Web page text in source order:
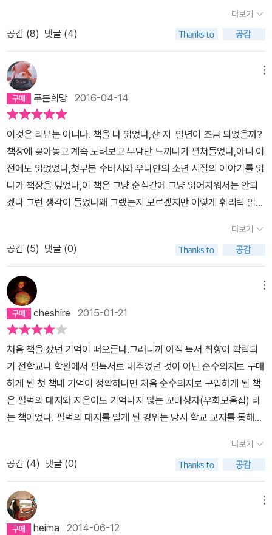
든 그녀는 숨을 쉬고 있었다. 시간이 가만히 있으면서도 동시에 흐르
는 것처럼. 그녀가 자각하지 못하는 몸의 다른 어떤 부분이 산소를 빨
적으로 존재하는가 아니면 마음의 이해력 안에 존재하는가? 시간은
오직 인간만이 인식하는가. 어떤 짧은 시간이 몇 시간이 되는 것처럼
부풀려지고 1년에 해당하는 긴 시간이 단 며칠로 줄어드는 건 무엇 때
문일까? 짝을 잃거나 먹잇감을 죽일때 동물도 시간의 흐름을 인식하
는가.힌두 철학에서는 신 안에 과거 현재 미래의 세 시제가 동시에 존
재한다고 했다. 신은 시간을 초월하는 존재이지만 시간은 죽음의 신
으로 인식되었다 241바로 그날 그녀는 드루에게 자신의 엄마에 대한
진실을 얘기해 줬다. 엄마는 떠났으며 결코 돌아오지 않는다고 말해
주었다. 이것이 바로 자신이 한 사람과 같이 있기를 피해온 이유이고
자신이 그에게 줄 수 있을지 알지 못하는 이유라고 했다. 477버지니
아 울프는 여자가 작가가 되기 위해 필요한 건 자기만의 방과 1년에 5
00파운드의 정기적인 수입이라고 했다. 자기만의 방을 가지려면 돈
이 있어야 하고, 돈이 없으면 돈을 벌어오는 남자와 방을 공유해야 한
다. 소설에서 여자는 남자의 돈을 사용하며 남자와 남자의 형과 자신
의 아이를 방치하고 혼자만의 방을 소유한다. 그러므로 끝은 결론은
정해져 있다. 공주로 태어나지 않는 이상, 그것이 받아들여질 리가 있
는가, 그러나 그녀에겐 선택의 여지가 없다. 뱃속의 아이 때문에 죽은
남편의 형과 결혼해 이민 온 그녀가 수동적으로 던져진 삶을 받아들
이는 것 말고 무엇을 할 수 있는가. 그런 환경에서 돈을 벌지 못하는
여자에게 글을 쓰려면 정기적인 수입과 자기만의 방을 가져야 한다고
말하는 것은 무의미하다. 그녀에게 주어진 환경 속에서 그녀가 선택
보았을 때 니기적이었고, 남편은 그녀를 용서하지 못했다. 그런데 그
서 십대의 딸이 임신을 하고 이른 나이에 떠밀리듯 결혼을 하여 남편
을 잃고 중독자가 되는 것처럼 그녀와 죽은 남편 사이의 딸, 그리고 현
1
녀의 가장 강한 이미지는 언제나 시간에 관한 것이었다. 과거와 미래
둘 다였다. 그것은 눈앞에 펼쳐진 수평선 같은 것이었다. 끝없는 시간
의 스펙트럼 위에 짧은 기간 동안 빌려 쓰는 그녀 자신의 생이 덧붙여
졌다. p.178 다른 엄마라면 벨라의 응석을 받
아주었을 것이다. 다른 엄마라면 아이를 데리고 돌아가 집에 있게 할
것이다. 학교를 하루 쉬게 할 것이다. 다른 엄마라면 아이랑 함께 시간
을 보낼 것이다. 그걸 낭비라고 생각하지 않을 것이다. p.2
71
를 행운으로 여겨야 할지 불행으로 여겨야 할지 확신하지 못한다. 수
바시에게 우다얀은 둘도 없는 형제이자 친구 이상의 가까운 존재였지
만, 수바시의 삶에 평생 그림자를 드리운(혹은 수바시 자신을 그림자
로 만든) 원인이기도 하다. 가우리에게 우다얀은 그녀 인생 최고의 사
랑이었지만, 우다얀이 여전히 살아 있었으면 우다얀의 친가에서 우다
얀의 부모를 봉양하며 인습에 따르다 늙어 죽었을지 모른다. 벨라는
우다얀의 존재를 알지 못한 채 우다얀의 부재를 느끼며 자란다. 우다
얀이 살아 있었다면 벨라의 삶은 더 행복했을까, 아니면 더 불행했을
까. 아무리 가늠해 보아도 답은 알 수 없다. 이것이 저것의 원인이고,
저것이 이것의 원인이라고도 확신할 수 없다. 그러한 인생의 본질을
담담하게 그려낸 수작이다.
살아온 삶에 대해 함께 공유한 결론이다. 남자가 그녀를 사십 대에 만
났으면 어땠을까 또는 이십 대에 만났더라면 어땠을까 하는 생각은
쓸데없는 것이다. 그때라면 그녀와 결혼하지 않았을 테니까.-523쪽
더보기
공감 (8) 댓글 (4)
푸른희망 2016-04-14
이것은 리뷰는 아니다. 책을 다 읽었다,산 지 일년이 조금 되었을까?
책장에 꽂아놓고 계속 노려보고 부담만 느끼다가 펼쳐들었다,아니 이
전에도 읽었었다,첫부분 수바시와 우다얀의 소년 시절의 이야기를 읽
다가 책장을 덮었다,이 책은 그냥 순식간에 그냥 읽어치워서는 안되
겠다 그런 생각이 들었다왜 그랬는지 모르겠지만 이렇게 휘리릭 읽어
사정을 모르니까 라고 핑계를 대기도 했고 첫 몇장면에서 뒤의 이야
기가 충분히 유추되고 그게 마음이 짠해져서 이렇게 읽어서는 안된다
는 생각을 했던 거 같다그렇게 버려두고 계절은 바뀌었다,그리고 어
제 다 읽었다, 내 예상이 맞는 부분이 있고 아닌 부문도 있었다,이렇게
3대에 걸친 이야기가 펼쳐지리라고는 생각하지 못했다,우다얀과 수
바시의 이야기는 맞았지만 그 주변 인물들의 이야기 가우리의 등장은
예상치 못했다 인도에 남아 혁명에 가담한 적극적이지만 서툴렀던
우다얀현실을 생각하고 미국으로 떠났지만 내내 이방인으로 돌면서
마음 한 구석에 빚진 기분을 평생 안고 살아가는 수바시그들 사이에
서 아내로 제수로 다시 아내로 살아내다 자기 삶을 찾아 떠나버린 가
우리그리고 그들의 아이 벨라 모두가 제각각 제가 서있는 곳에서 자
기가 바라보는 곳을 향해 삶을 시작한다,그 시작점은 같았을 지라도
한걸음 한걸음 내딛여짐에 따라 방향이 달라지고 무늬가 달라졌다,형
제였어도 부부였어도 그들은 제각각의 삶을 살아갔다,이야기는 우디
형제의 엄마로부터 보여지고 느껴지고 생각나는 것들을 서술한다,각
각 자기의 입장이 있다, 누구의 삶이 누구의 삶보다 못하다거나 누구
에게 피해만 준다고 할 수도 없엇다,물론 가우리는 많은 부분을 수바
더보기
공감 (5) 댓글 (0)
cheshire 2015-01-21
처음 책을 샀던 기억이 떠오른다.그러니까 아직 독서 취향이 확립되
기 전학교나 학원에서 필독서로 내주었던 것이 아닌 순수의지로 구매
하게 된 첫 책내 기억이 정확하다면 처음 순수의지로 구입하게 된 책
은 펄벅의 대지와 지은이도 기억나지 않는 꼬마성자(우화모음집) 라
는 책이었다. 펄벅의 대지를 알게 된 경위는 당시 학교 교지를 통해서
렸고 그 아이가 쓴 글이었는지아니면 그 아이의 글 옆에 있던 모르는
아이의 글이었는지 흐릿하지만교지를 통해 누군가가 쓴 펄벅의 '대지'
를 알게 되었고 호기심이 일어 구입하게 되었다.이후 만화에 빠져 살
기 전 혹은 무라카미 류의 책들을 모으기 전까지 내가 구입한 첫 책이
었다.아마 이청준의 '축제' 와 더불어. 그런 최초의 기억(?) 탓인지 내
더보기
공감 (4) 댓글 (0)
heima 2014-06-12